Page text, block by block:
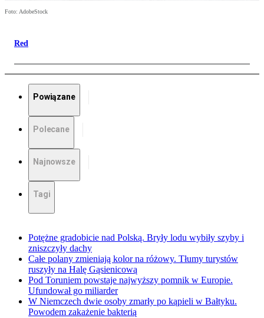
Foto: AdobeStock
Red
Powiązane
Polecane
Najnowsze
Tagi
Potężne gradobicie nad Polską. Bryły lodu wybiły szyby i
zniszczyły dachy
Całe polany zmieniają kolor na różowy. Tłumy turystów
ruszyły na Halę Gąsienicową
Pod Toruniem powstaje najwyższy pomnik w Europie.
Ufundował go miliarder
W Niemczech dwie osoby zmarły po kąpieli w Bałtyku.
Powodem zakażenie bakterią